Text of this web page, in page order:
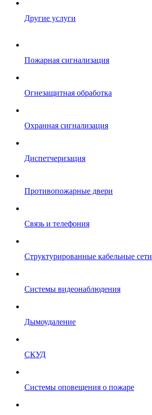
Другие услуги
Пожарная сигнализация
Огнезащитная обработка
Охранная сигнализация
Диспетчеризация
Противопожарные двери
Связь и телефония
Структурированные кабельные сети
Системы видеонаблюдения
Дымоудаление
СКУД
Системы оповещения о пожаре